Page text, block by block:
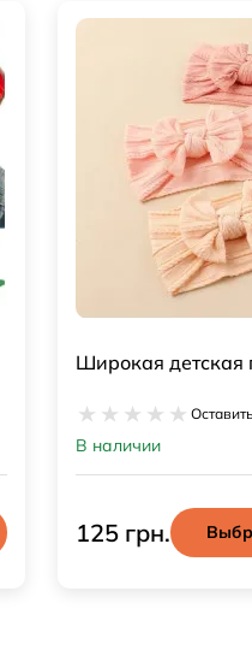
Широкая детская
В наличии
125 грн.